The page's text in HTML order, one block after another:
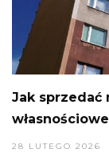
Jak sprzedać
28 LUTEGO 2026